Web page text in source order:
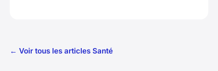
← Voir tous les articles Santé